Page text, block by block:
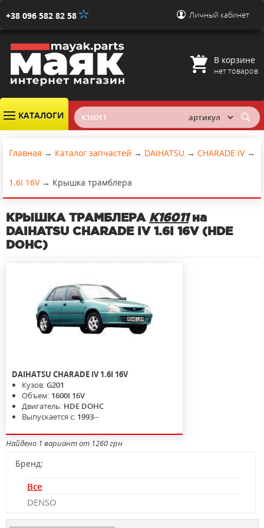
+38 096 582 82 58 Личный кабинет
В корзине
нет товаров
КАТАЛОГИ
Главная → Каталог запчастей → DAIHATSU → CHARADE IV →
1.6I 16V → Крышка трамблера
КРЫШКА ТРАМБЛЕРА K16011на
DAIHATSU CHARADE IV 1.6I 16V (HDE
DOHC)
DAIHATSU CHARADE IV 1.6I 16V
Кузов:G201
Объем: 1600I 16V
Двигатель: HDE DOHC
Выпускается с: 1993--
Найдено 1 вариант от 1260 грн
Бренд:
Все
DENSO